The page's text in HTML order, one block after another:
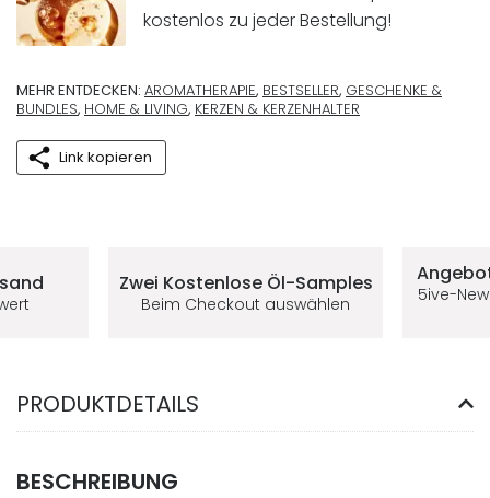
kostenlos zu jeder Bestellung!
MEHR ENTDECKEN: AROMATHERAPIE, BESTSELLER, GESCHENKE &
BUNDLES, HOME & LIVING, KERZEN & KERZENHALTER
Link kopieren
Zwei Kostenlose Öl-Samples
Beim Checkout auswählen 5ive-
PRODUKTDETAILS
BESCHREIBUNG